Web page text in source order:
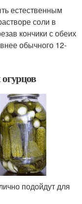
естественным
соли в
кончики с обеих
обычного 12-
подойдут для